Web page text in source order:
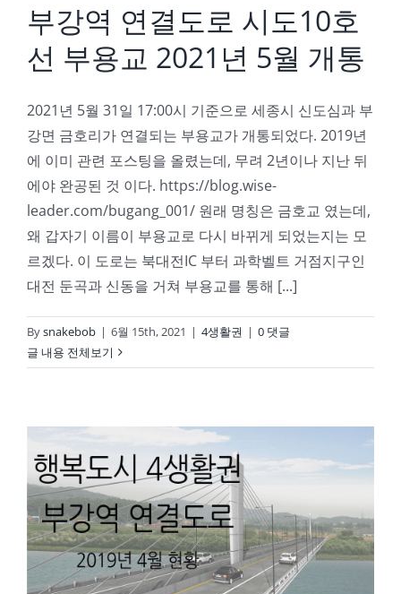
부강역 연결도로 시도10호
선 부용교 2021년 5월 개통
2021년 5월 31일 17:00시 기준으로 세종시 신도심과 부
강면 금호리가 연결되는 부용교가 개통되었다. 2019년
에 이미 관련 포스팅을 올렸는데, 무려 2년이나 지난 뒤
에야 완공된 것 이다. https://blog.wise-
leader.com/bugang_001/ 원래 명칭은 금호교 였는데,
왜 갑자기 이름이 부용교로 다시 바뀌게 되었는지는 모
르겠다. 이 도로는 북대전IC 부터 과학벨트 거점지구인
대전 둔곡과 신동을 거쳐 부용교를 통해 [...]
Bysnakebob | 6월 15th, 2021 | 4생활권 | 0 댓글
글 내용 전체보기